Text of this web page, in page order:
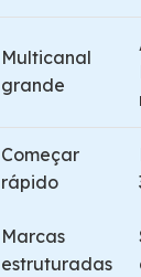
Multicanal
grande
Começar
rápido
Marcas
estruturadas